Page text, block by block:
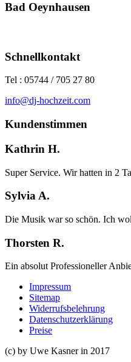
Bad Oeynhausen
Schnellkontakt
Tel : 05744 / 705 27 80
info@dj-hochzeit.com
Kundenstimmen
Kathrin H.
Super Service. Wir hatten in 2
Sylvia A.
Die Musik war so schön. Ich
Thorsten R.
Ein absolut Professioneller
Impressum
Sitemap
Widerrufsbelehrung
Datenschutzerklärung
Preise
(c) by Uwe Kasner in 2017